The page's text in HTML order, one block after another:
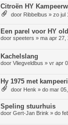
Citroën HY
door Ribbelbus » zo jul
Een parel voor HY
door speeters » ma apr 27,
Kachelslang
door Vliegveldbus » vr apr
Hy 1975 met
door Henk » do mar
Speling stuurhuis
door Gert-Jan Brink » do